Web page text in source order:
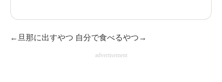
←旦那に出すやつ 自分で食べるやつ→
advertisement